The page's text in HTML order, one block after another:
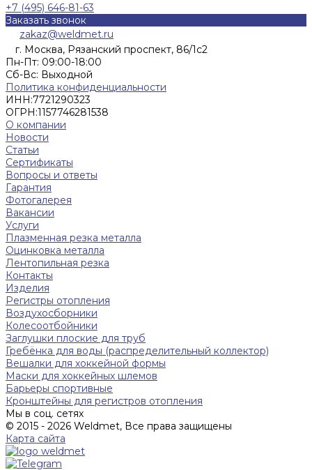
+7 (495) 646-81-63
Заказать звонок
zakaz@weldmet.ru
г. Москва, Рязанский проспект, 86/1с2
Пн-Пт: 09:00-18:00
Cб-Вс: Выходной
Политика конфиденциальности
ИНН:7721290323
ОГРН:1157746281538
О компании
Новости
Статьи
Сертификаты
Вопросы и ответы
Гарантия
Фотогалерея
Вакансии
Услуги
Плазменная резка металла
Оцинковка металла
Лентопильная резка
Контакты
Изделия
Регистры отопления
Воздухосборники
Колесоотбойники
Заглушки плоские для труб
Гребёнка для воды (распределительный коллектор)
Вешалки для хоккейной формы
Маски для хоккейных шлемов
Барьеры спортивные
Кронштейны для регистров отопления
Мы в соц. сетях
© 2015 - 2026 Weldmet, Все права защищены
Карта сайта